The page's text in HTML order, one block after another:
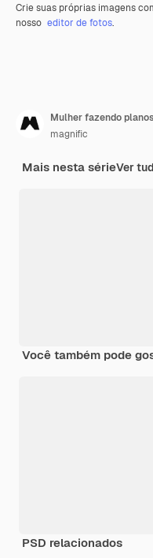
Crie suas próprias imagens
nosso editor de fotos.
Mulher fazendo
magnific
Mais nesta sérieVer
Você também pode
PSD relacionados